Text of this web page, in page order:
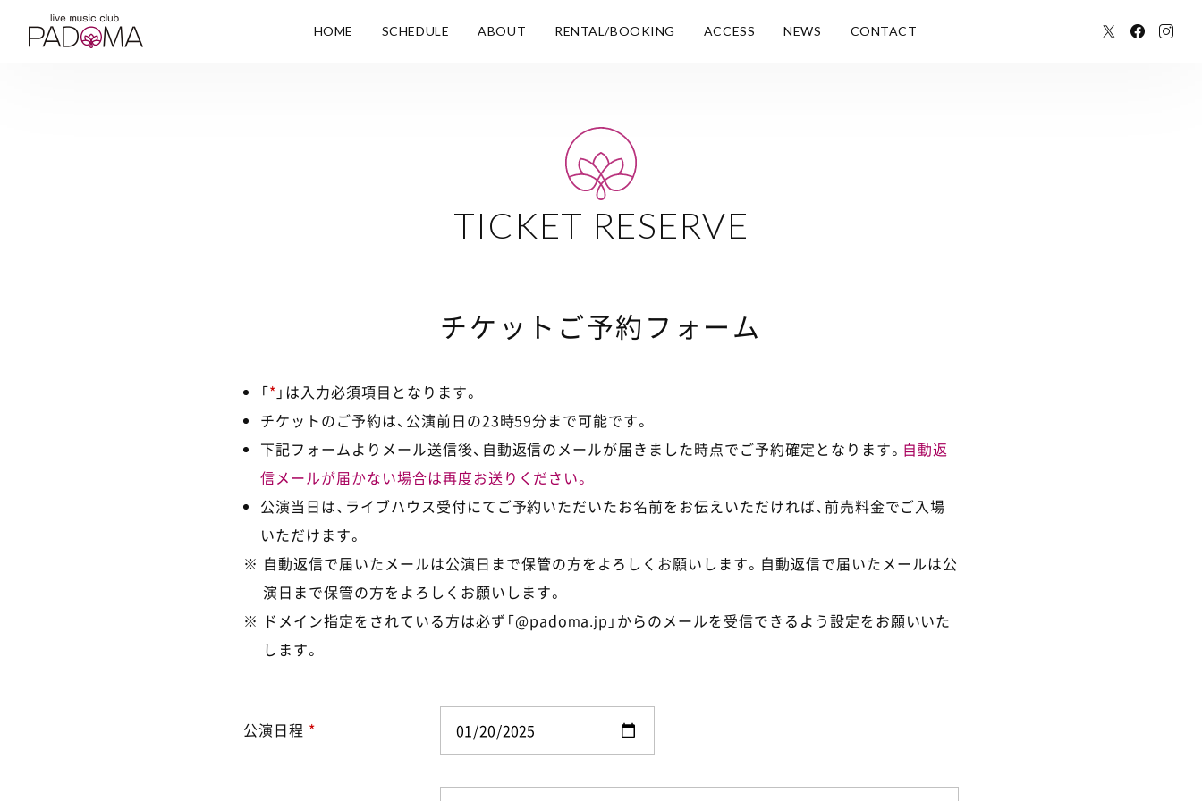
HOME SCHEDULE ABOUT RENTAL/BOOKING ACCESS NEWS CONTACT
TICKET RESERVE
チケットご予約フォーム
「* 」は入力必須項目となります。
チケットのご予約は、公演前日の23時59分まで可能です。
下記フォームよりメール送信後、自動返信のメールが届きました時点でご予約確定となります。 自動返
信メールが届かない場合は再度お送りください。
公演当日は、ライブハウス受付にてご予約いただいたお名前をお伝えいただければ、前売料金でご入場
いただけます。
自動返信で届いたメールは公演日まで保管の方をよろしくお願いします。自動返信で届いたメールは公
演日まで保管の方をよろしくお願いします。
ドメイン指定をされている方は必ず「@padoma.jp」からのメールを受信できるよう設定をお願いいた
します。
公演日程 *